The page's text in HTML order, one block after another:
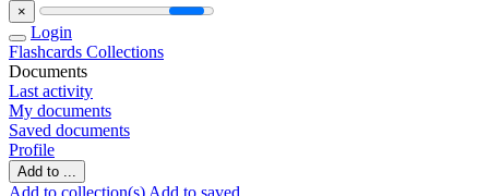
×
Login
Flashcards Collections
Documents
Last activity
My documents
Saved documents
Profile
Add to ...
Add to collection(s) Add to saved